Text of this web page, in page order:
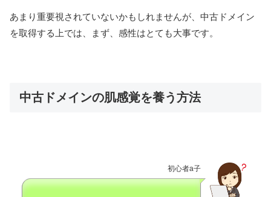
あまり重要視されていないかもしれませんが、中古ドメイン
を取得する上では、まず、感性はとても大事です。
中古ドメインの肌感覚を養う方法
初心者a子